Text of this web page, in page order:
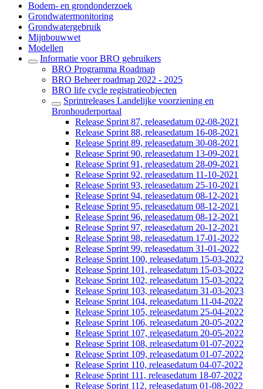
Bodem- en grondonderzoek
Grondwatermonitoring
Grondwatergebruik
Mijnbouwwet
Modellen
Informatie voor BRO gebruikers
BRO Programma Roadmap
BRO Beheer roadmap 2022 - 2025
BRO life cycle registratieobjecten
Sprintreleases Landelijke voorziening en
Bronhouderportaal
Release Sprint 87, releasedatum 02-08-2021
Release Sprint 88, releasedatum 16-08-2021
Release Sprint 89, releasedatum 30-08-2021
Release Sprint 90, releasedatum 13-09-2021
Release Sprint 91, releasedatum 28-09-2021
Release Sprint 92, releasedatum 11-10-2021
Release Sprint 93, releasedatum 25-10-2021
Release Sprint 94, releasedatum 08-12-2021
Release Sprint 95, releasedatum 08-12-2021
Release Sprint 96, releasedatum 08-12-2021
Release Sprint 97, releasedatum 20-12-2021
Release Sprint 98, releasedatum 17-01-2022
Release Sprint 99, releasedatum 31-01-2022
Release Sprint 100, releasedatum 15-03-2022
Release Sprint 101, releasedatum 15-03-2022
Release Sprint 102, releasedatum 15-03-2022
Release Sprint 103, releasedatum 31-03-2023
Release Sprint 104, releasedatum 11-04-2022
Release Sprint 105, releasedatum 25-04-2022
Release Sprint 106, releasedatum 20-05-2022
Release Sprint 107, releasedatum 20-05-2022
Release Sprint 108, releasedatum 01-07-2022
Release Sprint 109, releasedatum 01-07-2022
Release Sprint 110, releasedatum 04-07-2022
Release Sprint 111, releasedatum 18-07-2022
Release Sprint 112, releasedatum 01-08-2022